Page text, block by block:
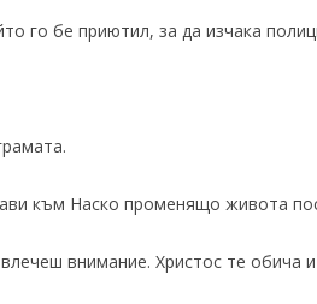
го бе приютил, за да изчака
към Наско променящо живота
внимание. Христос те обича